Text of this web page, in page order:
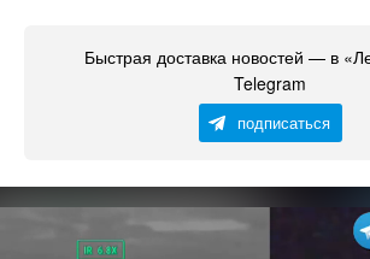
Быстрая доставка новостей — в
Telegram
подписаться